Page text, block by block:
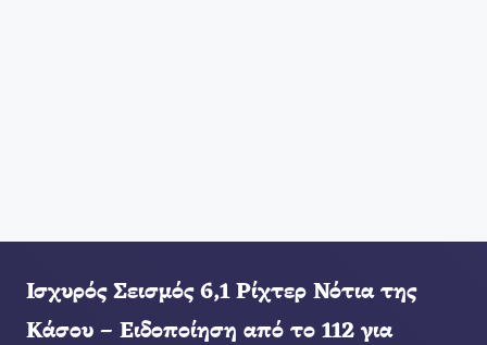
Ισχυρός Σεισμός 6,1 Ρίχτερ Νότια της
Κάσου – Ειδοποίηση από το 112 για